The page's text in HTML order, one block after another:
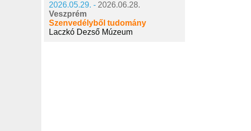
2026.05.29. - 2026.06.28.
Veszprém
Szenvedélyből tudomány
Laczkó Dezső Múzeum